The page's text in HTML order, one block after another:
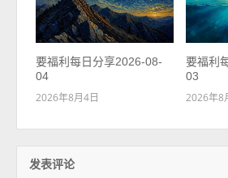
要福利每日分享2026-08-
04
2026年8月4日
要福利
03
2026年8
发表评论